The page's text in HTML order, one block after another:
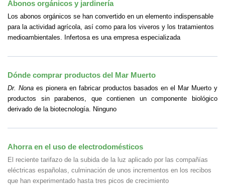
Abonos orgánicos y jardinería
Los abonos orgánicos se han convertido en un elemento indispensable
para la actividad agrícola, así como para los viveros y los tratamientos
medioambientales. Infertosa es una empresa especializada
Dónde comprar productos del Mar Muerto
Dr. Nonaes pionera en fabricar productos basados en el Mar Muerto y
productos sin parabenos, que contienen un componente biológico
derivado de la biotecnología. Ninguno
Ahorra en el uso de electrodomésticos
El reciente tarifazo de la subida de la luz aplicado por las compañías
eléctricas españolas, culminación de unos incrementos en los recibos
que han experimentado hasta tres picos de crecimiento